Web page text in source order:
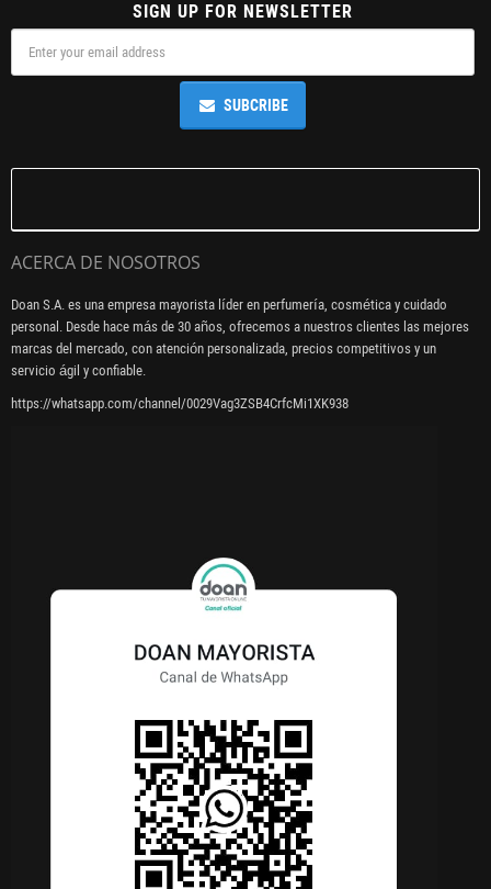
SIGN UP FOR NEWSLETTER
SUBCRIBE
ACERCA DE NOSOTROS
Doan S.A. es una empresa mayorista líder en perfumería, cosmética y cuidado
personal. Desde hace más de 30 años, ofrecemos a nuestros clientes las mejores
marcas del mercado, con atención personalizada, precios competitivos y un
servicio ágil y confiable.
https://whatsapp.com/channel/0029Vag3ZSB4CrfcMi1XK938